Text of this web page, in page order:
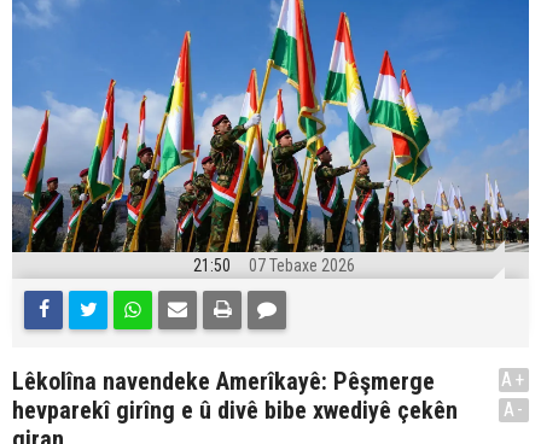
21:50 07 Tebaxe 2026
Lêkolîna navendeke Amerîkayê: Pêşmerge
hevparekî girîng e û divê bibe xwediyê çekên
A+
A-